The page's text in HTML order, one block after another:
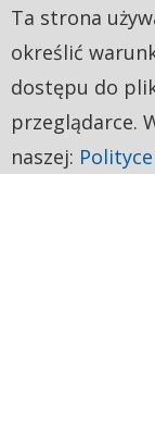
Ta strona
określić
dostępu do
przeglądarce.
naszej: